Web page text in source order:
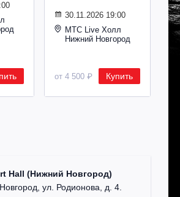
30.11.2026 19:00
МТС Live Холл
Нижний Новгород
от 4 500 ₽ Купить
Hall (Нижний Новгород)
ул. Родионова, д. 4.